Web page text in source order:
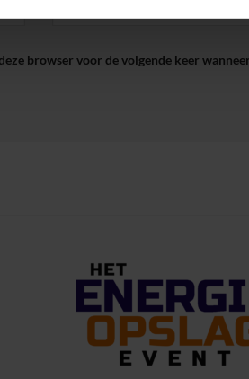
browser voor de volgende keer